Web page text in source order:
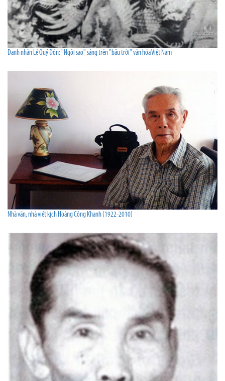
Danh nhân Lê Quý Đôn: "Ngôi sao" sáng trên "bầu trời" văn hóa Việt Nam
Nhà văn, nhà viết kịch Hoàng Công Khanh (1922-2010)